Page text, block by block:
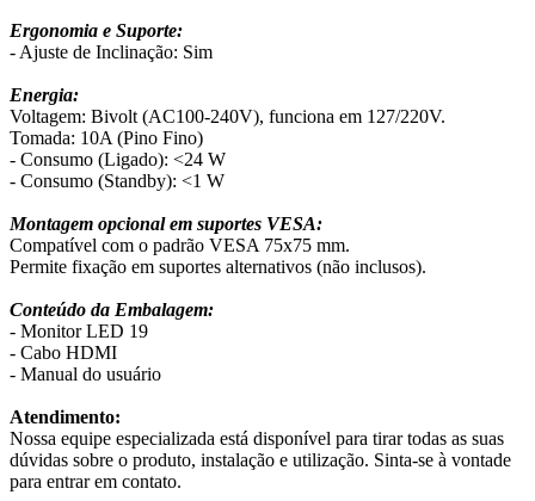
Ergonomia e Suporte:
- Ajuste de Inclinação: Sim
Energia:
Voltagem: Bivolt (AC100-240V), funciona em 127/220V.
Tomada: 10A (Pino Fino)
- Consumo (Ligado): <24 W
- Consumo (Standby): <1 W
Montagem opcional em suportes VESA:
Compatível com o padrão VESA 75x75 mm.
Permite fixação em suportes alternativos (não inclusos).
Conteúdo da Embalagem:
- Monitor LED 19
- Cabo HDMI
- Manual do usuário
Atendimento:
Nossa equipe especializada está disponível para tirar todas as suas
dúvidas sobre o produto, instalação e utilização. Sinta-se à vontade
para entrar em contato.